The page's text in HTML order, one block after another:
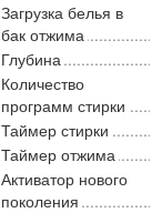
Загрузка белья в
бак отжима
Глубина
Количество
программ стирки
Таймер стирки
Таймер отжима
Активатор нового
поколения